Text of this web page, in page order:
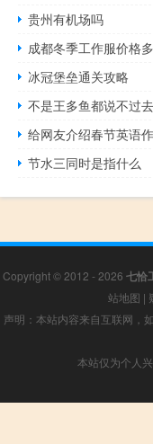
贵州有机场吗
成都冬季工作服价格
冰冠堡垒通关攻略
不是王多鱼都说不过
给网友介绍春节英语
节水三同时是指什么
Copyright © 2012 - 2026 七恰
站地图 |
声明：本站内容来自互联网，
本站仅为个人